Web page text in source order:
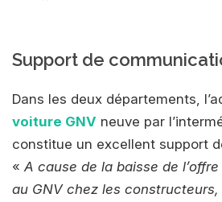
Support de
Dans les deux départements,
voiture GNV neuve par
constitue un excellent support
«A cause de la baisse de
au GNV chez les